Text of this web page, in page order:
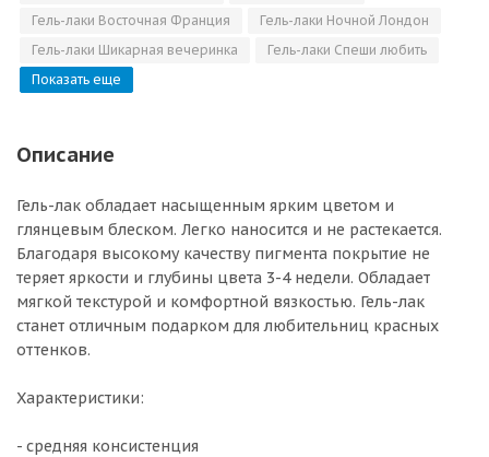
Гель-лаки Восточная Франция
Гель-лаки Ночной Лондон
Гель-лаки Шикарная вечеринка
Гель-лаки Спеши любить
Показать еще
Описание
Гель-лак обладает насыщенным ярким цветом и
глянцевым блеском. Легко наносится и не растекается.
Благодаря высокому качеству пигмента покрытие не
теряет яркости и глубины цвета 3-4 недели. Обладает
мягкой текстурой и комфортной вязкостью. Гель-лак
станет отличным подарком для любительниц красных
оттенков.
Характеристики:
- средняя консистенция